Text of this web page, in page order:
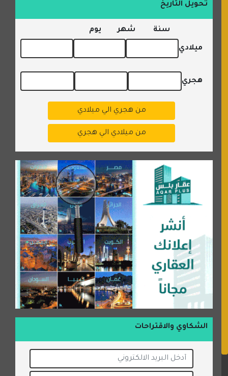
تحويل التاريخ
سنة شهر يوم
ميلادي
هجري
من هجري الي ميلادي
من ميلادي الي هجري
الشكاوي والاقتراحات